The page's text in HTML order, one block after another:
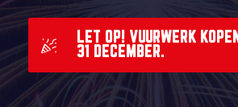
LET OP! VUURWERK
31 DECEMBER.